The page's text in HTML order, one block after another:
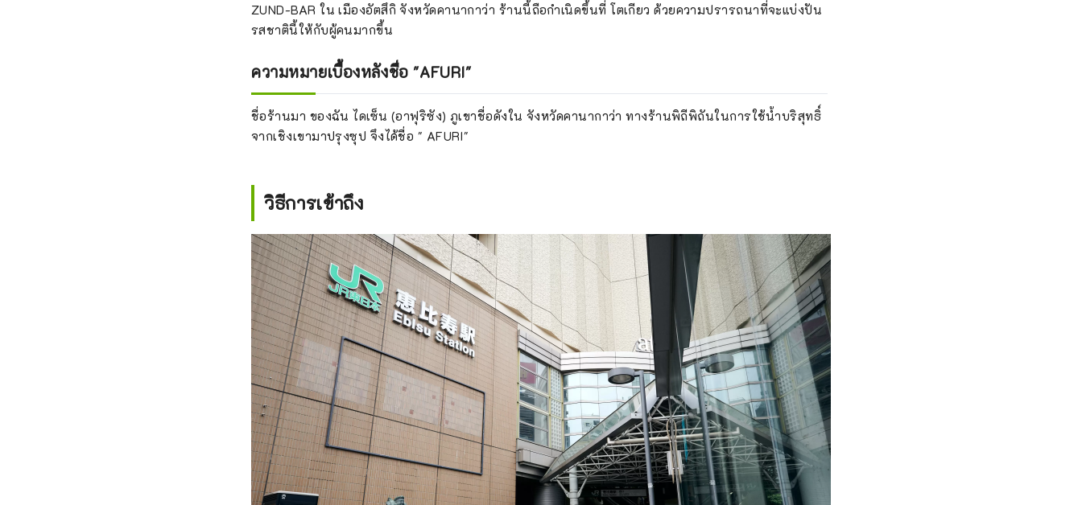
ZUND-BAR ใน เมืองอัตสึกิ จังหวัดคานากาว่า ร้านนี้ถือกำเนิดขึ้นที่ โตเกียว ด้วยความปรารถนาที่จะแบ่งปัน
รสชาตินี้ให้กับผู้คนมากขึ้น
ความหมายเบื้องหลังชื่อ "AFURI"
ชื่อร้านมา ของฉัน ไดเซ็น (อาฟุริซัง) ภูเขาชื่อดังใน จังหวัดคานากาว่า ทางร้านพิถีพิถันในการใช้น้ำบริสุทธิ์
จากเชิงเขามาปรุงซุป จึงได้ชื่อ " AFURI"
วิธีการเข้าถึง